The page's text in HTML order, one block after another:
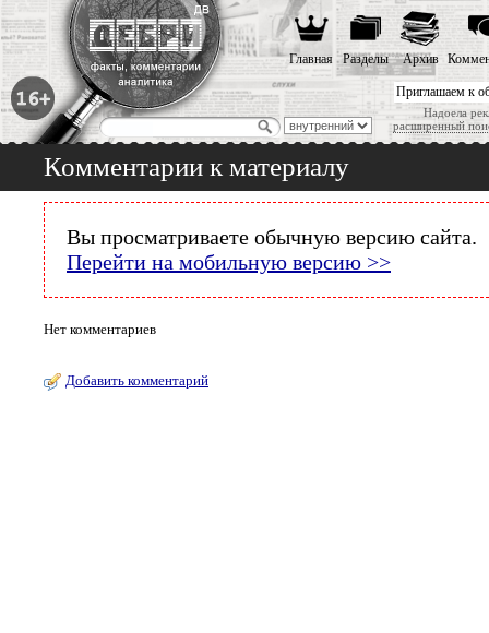
Приглашаем к
Надоела
расширенный
Главная Разделы Архив
Комментарии к материалу
Вы просматриваете обычную версию сайта.
Перейти на мобильную версию >>
Нет комментариев
Добавить комментарий